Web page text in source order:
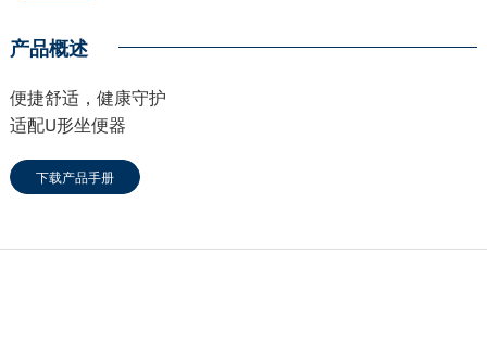
产品概述
便捷舒适，健康守护
适配U形坐便器
下载产品手册